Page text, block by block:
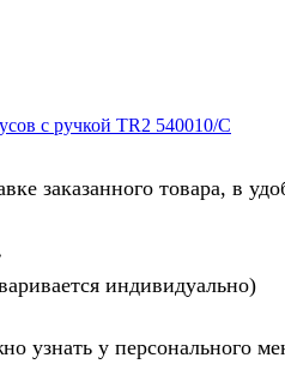
с ручкой TR2 540010/С
заказанного товара, в
индивидуально)
у персонального